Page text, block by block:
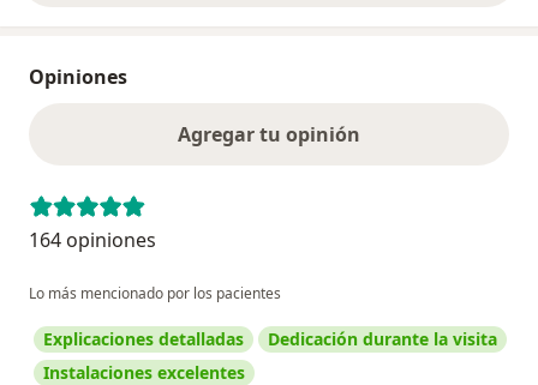
Opiniones
Agregar tu opinión
164 opiniones
Lo más mencionado por los pacientes
Explicaciones detalladas
Dedicación durante la visita
Instalaciones excelentes